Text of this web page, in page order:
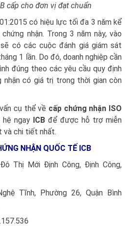
cấp cho đơn vị đạt chuẩn
có hiệu lực tối đa 3 năm kể
nhận. Trong 3 năm này, vào
có các cuộc đánh giá giám sát
1 lần. Do đó, doanh nghiệp cần
đúng theo các yêu cầu quy định
nhận có giá trị trong thời gian còn
cụ thể về cấp chứng nhận ISO
hệ ngay ICB để được hỗ trợ miễn
và chi tiết nhất.
NHẬN QUỐC TẾ ICB
Thị Mới Định Công, Định Công,
Tĩnh, Phường 26, Quận Bình